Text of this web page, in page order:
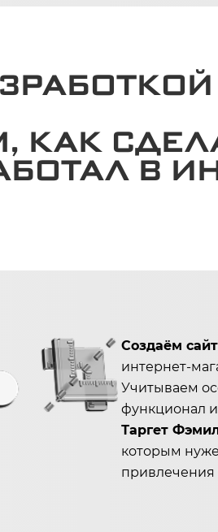
КАК
В
Создаём
интернет-
Учитываем
функционал
Таргет
которым
привлечения